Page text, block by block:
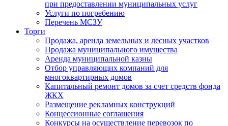
при предоставлении муниципальных услуг
Услуги по погребению
Перечень МСЗУ
Торги
Продажа, аренда земельных и лесных участков
Продажа муниципального имущества
Аренда муниципальной казны
Отбор управляющих компаний для
многоквартирных домов
Капитальный ремонт домов за счет средств фонда
ЖКХ
Размещение рекламных конструкций
Концессионные соглашения
Конкурсы на осуществление перевозок по